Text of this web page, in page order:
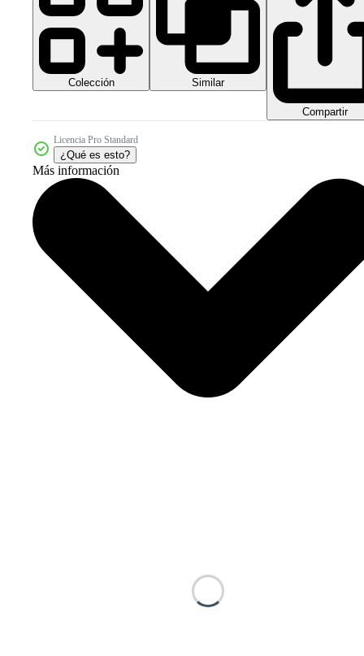
Colección Similar
Compartir
Licencia Pro Standard
¿Qué es esto?
Más información